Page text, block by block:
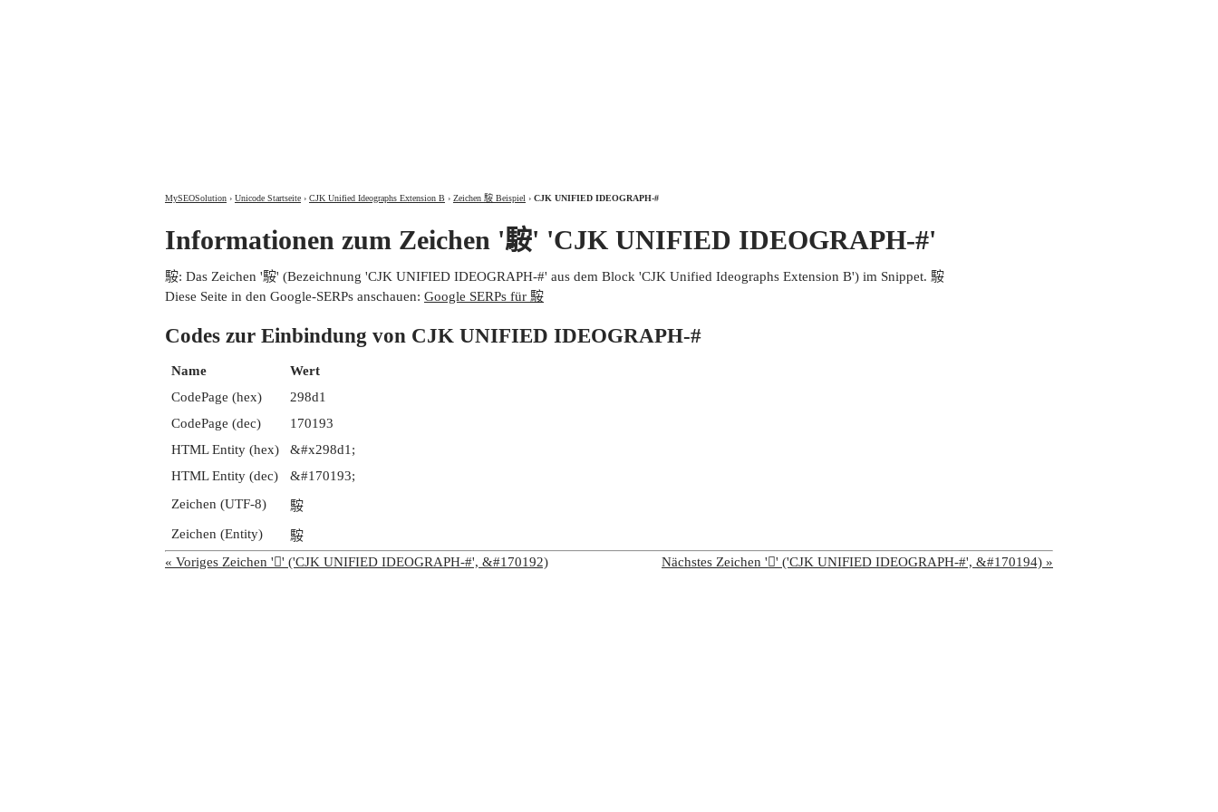
MySEOSolution › Unicode Startseite › CJK Unified Ideographs Extension B › Zeichen 𩣑 Beispiel › CJK UNIFIED IDEOGRAPH-#
Informationen zum Zeichen '𩣑' 'CJK UNIFIED IDEOGRAPH-#'
𩣑: Das Zeichen '𩣑' (Bezeichnung 'CJK UNIFIED IDEOGRAPH-#' aus dem Block 'CJK Unified Ideographs Extension B') im Snippet. 𩣑
Diese Seite in den Google-SERPs anschauen: Google SERPs für 𩣑
Codes zur Einbindung von CJK UNIFIED IDEOGRAPH-#
Name
Wert
CodePage (hex)
298d1
CodePage (dec)
170193
HTML Entity (hex)
&#x298d1;
HTML Entity (dec)
&#170193;
Zeichen (UTF-8)
𩣑
Zeichen (Entity)
𩣑
« Voriges Zeichen '𩣐' ('CJK UNIFIED IDEOGRAPH-#', &#170192)
Nächstes Zeichen '𩣒' ('CJK UNIFIED IDEOGRAPH-#', &#170194) »